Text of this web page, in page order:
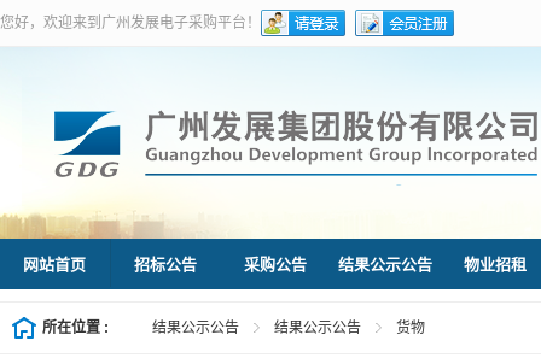
您好，欢迎来到广州发展电子采购平台！
网站首页 招标公告 采购公告 结果公示公告 物业招租
所在位置 : 结果公示公告 结果公示公告 货物